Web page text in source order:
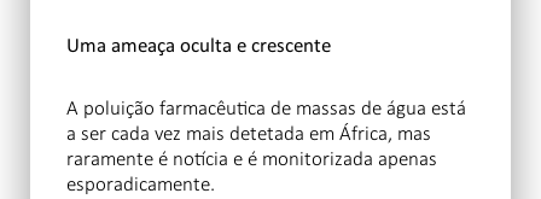
Uma ameaça oculta e crescente
A poluição farmacêutica de massas de água está
a ser cada vez mais detetada em África, mas
raramente é notícia e é monitorizada apenas
esporadicamente.